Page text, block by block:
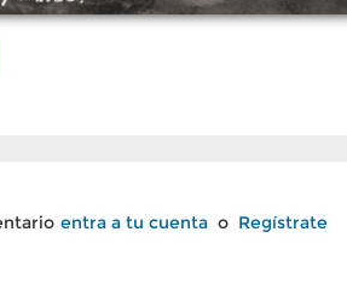
entra a tu cuenta o Regístrate